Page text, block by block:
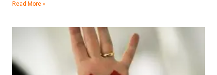
Read More »